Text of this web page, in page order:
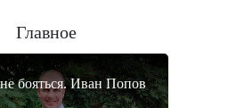
Главное
бояться. Иван Попов